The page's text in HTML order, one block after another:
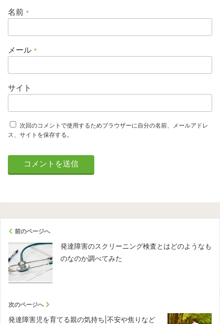
名前 *
メール *
サイト
次回のコメントで使用するためブラウザーに自分の名前、メールアドレ
ス、サイトを保存する。
前のページへ
発達障害のスクリーニング検査とはどのようなも
のなのか調べてみた
次のページへ
発達障害児を育てる親の気持ち|不安や焦りなど